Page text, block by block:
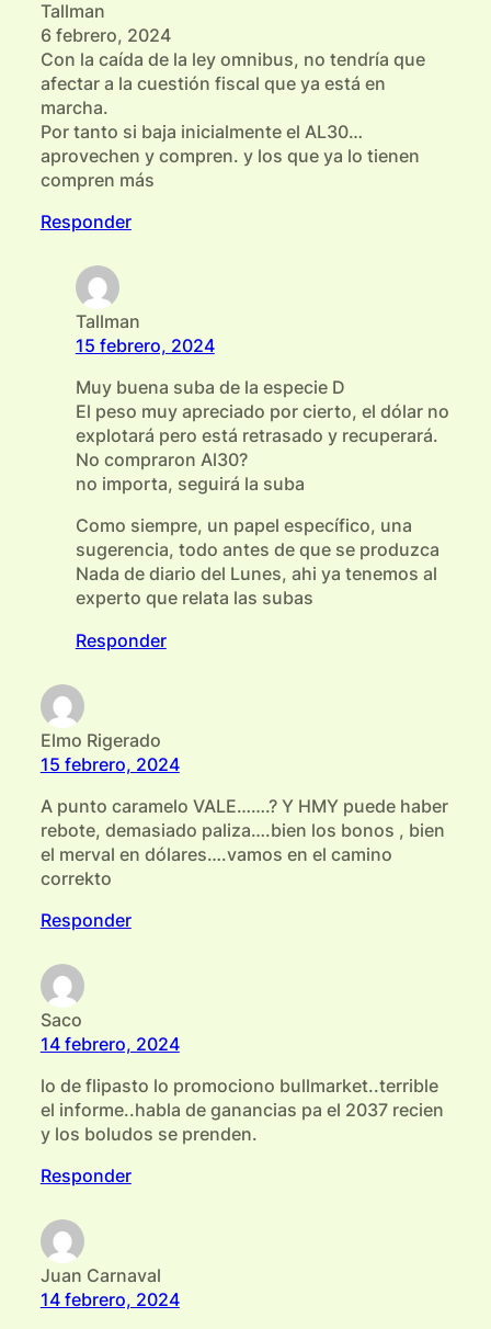
Tallman
6 febrero, 2024
Con la caída de la ley omnibus, no tendría que
afectar a la cuestión fiscal que ya está en
marcha.
Por tanto si baja inicialmente el AL30…
aprovechen y compren. y los que ya lo tienen
compren más
Responder
Tallman
15 febrero, 2024
Muy buena suba de la especie D
El peso muy apreciado por cierto, el dólar no
explotará pero está retrasado y recuperará.
No compraron Al30?
no importa, seguirá la suba
Como siempre, un papel específico, una
sugerencia, todo antes de que se produzca
Nada de diario del Lunes, ahi ya tenemos al
experto que relata las subas
Responder
Elmo Rigerado
15 febrero, 2024
A punto caramelo VALE…….? Y HMY puede haber
rebote, demasiado paliza….bien los bonos , bien
el merval en dólares….vamos en el camino
correkto
Responder
Saco
14 febrero, 2024
lo de flipasto lo promociono bullmarket..terrible
el informe..habla de ganancias pa el 2037 recien
y los boludos se prenden.
Responder
Juan Carnaval
14 febrero, 2024